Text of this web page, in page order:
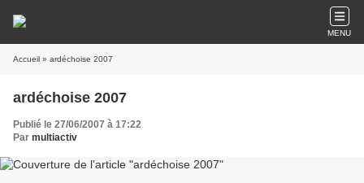
MENU
Accueil » ardéchoise 2007
ardéchoise 2007
Publié le 27/06/2007 à 17:22
Par multiactiv